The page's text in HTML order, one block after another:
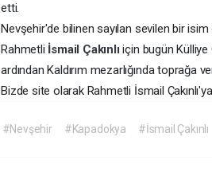
etti.
Nevşehir'de bilinen sayılan sevilen bir
Rahmetli İsmail Çakınlıiçin bugün Külliye
ardından Kaldırım mezarlığında toprağa
Bizde site olarak Rahmetli İsmail
#Nevşehir #Kapadokya #İsmail Çakınlı